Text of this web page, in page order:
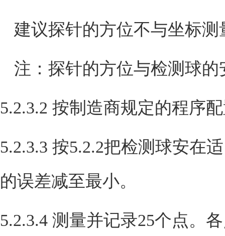
建议探针的方位不与坐标
注：探针的方位与检测球
5.2.3.2 按制造商规定的程序
5.2.3.3 按5.2.2把检测球安在
的误差减至最小。
5.2.3.4 测量并记录25个点。